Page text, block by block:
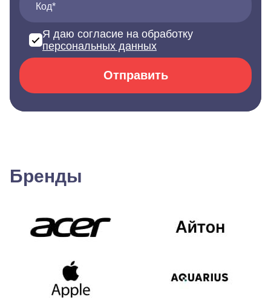
Код*
Я даю согласие на обработку
персональных данных
Отправить
Бренды